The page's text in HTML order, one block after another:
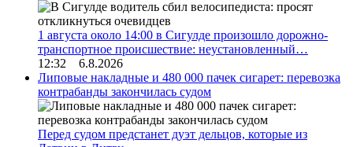
1 августа около 14:00 в Сигулде произошло дорожно-
транспортное происшествие: неустановленный…
12:32 6.8.2026
Липовые накладные и 480 000 пачек сигарет: перевозка
контрабанды закончилась судом
Перед судом предстанет дуэт дельцов, которые из